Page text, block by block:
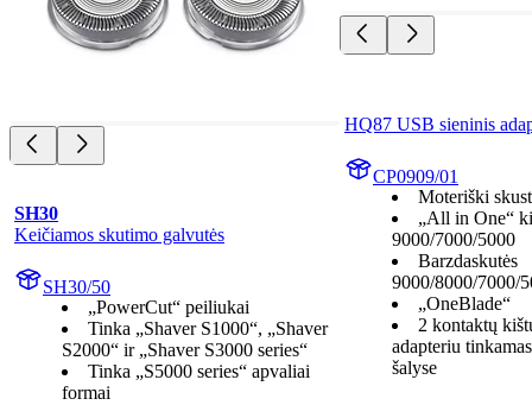
SH30
Keičiamos skutimo galvutės
SH30/50
„PowerCut“ peiliukai
Tinka „Shaver S1000“, „Shaver
S2000“ ir „Shaver S3000 series“
Tinka „S5000 series“ apvaliai
formai
HQ87 USB sieninis
CP0909/01
Moteriški
„All in One“
9000/7000/5000
Barzdaskutės
9000/8000/7000/
„OneBlade“
2 kontaktų
adapteriu
šalyse